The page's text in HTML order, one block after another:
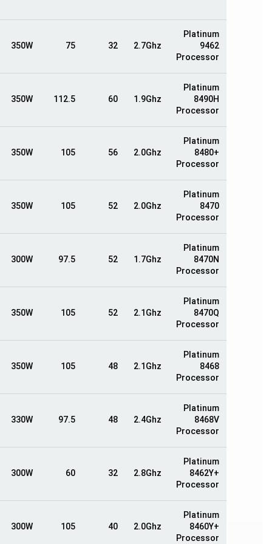
Platinum
9462
Processor
2.7Ghz
32
75
350W
Platinum
8490H
Processor
1.9Ghz
60
112.5
350W
Platinum
8480+
Processor
2.0Ghz
56
105
350W
Platinum
8470
Processor
2.0Ghz
52
105
350W
Platinum
8470N
Processor
1.7Ghz
52
97.5
300W
Platinum
8470Q
Processor
2.1Ghz
52
105
350W
Platinum
8468
Processor
2.1Ghz
48
105
350W
Platinum
8468V
Processor
2.4Ghz
48
97.5
330W
Platinum
8462Y+
Processor
2.8Ghz
32
60
300W
Platinum
8460Y+
Processor
2.0Ghz
40
105
300W